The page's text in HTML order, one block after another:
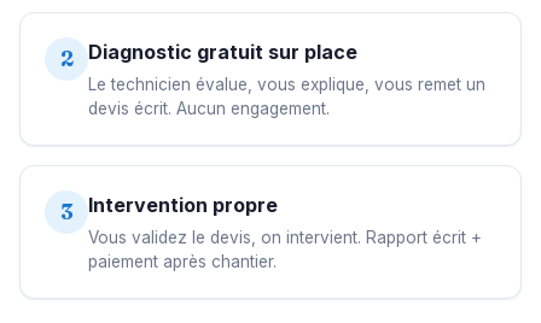
2 Diagnostic gratuit sur place
Le technicien évalue, vous explique, vous remet un
devis écrit. Aucun engagement.
3 Intervention propre
Vous validez le devis, on intervient. Rapport écrit +
paiement après chantier.